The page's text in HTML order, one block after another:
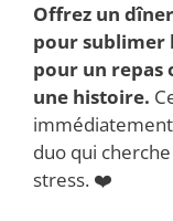
Offrez un
pour sublimer
pour un repas
une histoire.
duo qui
stress. ❤️